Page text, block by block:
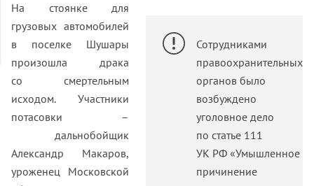
Сотрудниками
правоохранительных
органов было
возбуждено
уголовное дело
по статье 111
УК РФ «Умышленное
причинение
На стоянке для
грузовых автомобилей
в поселке Шушары
произошла драка
со смертельным
исходом. Участники
потасовки –
дальнобойщик
Александр Макаров,
уроженец Московской